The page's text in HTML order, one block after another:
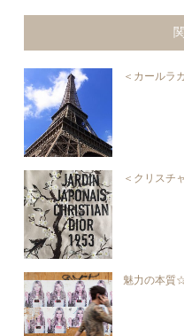
＜カールラ
＜クリスチ
魅力の本質